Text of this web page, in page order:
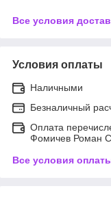
Все условия
Условия оплаты
Наличными
Безналичный
Оплата
Фомичев Роман
Все условия